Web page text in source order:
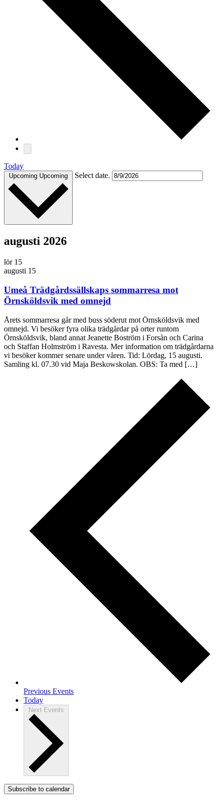
Today
Upcoming Upcoming Select date.
augusti 2026
lör 15
augusti 15
Umeå Trädgårdssällskaps sommarresa mot
Örnsköldsvik med omnejd
Årets sommarresa går med buss söderut mot Örnsköldsvik med
omnejd. Vi besöker fyra olika trädgårdar på orter runtom
Örnsköldsvik, bland annat Jeanette Boström i Forsån och Carina
och Staffan Holmström i Ravesta. Mer information om trädgårdarna
vi besöker kommer senare under våren. Tid: Lördag, 15 augusti.
Samling kl. 07.30 vid Maja Beskowskolan. OBS: Ta med […]
Previous Events
Today
Next Events
Subscribe to calendar